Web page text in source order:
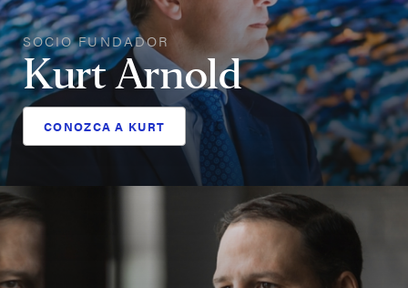
SOCIO FUNDADOR
Kurt Arnold
CONOZCA A KURT